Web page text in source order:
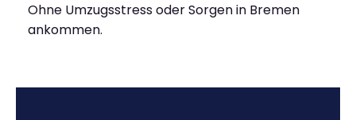
Ohne Umzugsstress oder Sorgen in Bremen
ankommen.